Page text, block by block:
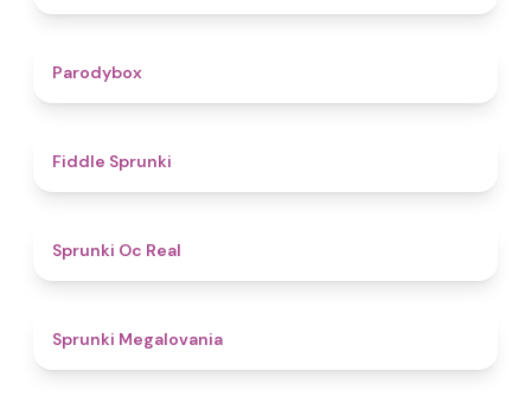
Parodybox
Fiddle Sprunki
Sprunki Oc Real
Sprunki Megalovania